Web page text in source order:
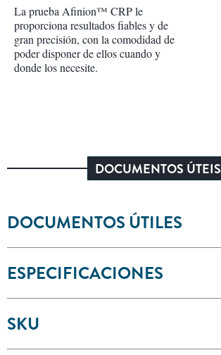
La prueba Afinion™ CRP le
proporciona resultados fiables y de
gran precisión, con la comodidad de
poder disponer de ellos cuando y
donde los necesite.
DOCUMENTOS ÚTEIS
DOCUMENTOS ÚTILES
ESPECIFICACIONES
SKU